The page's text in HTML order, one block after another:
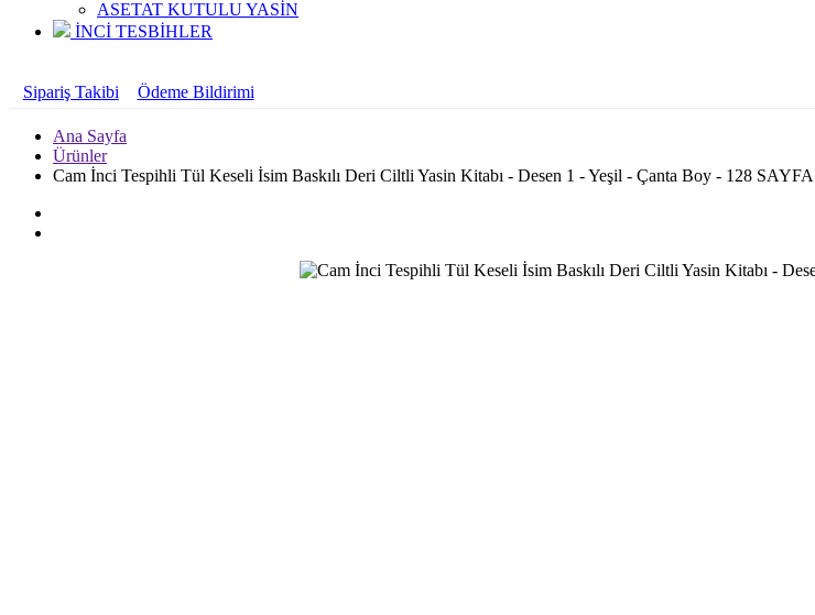
ASETAT KUTULU YASİN
İNCİ TESBİHLER
Sipariş Takibi Ödeme Bildirimi
Ana Sayfa
Ürünler
Cam İnci Tespihli Tül Keseli İsim Baskılı Deri Ciltli Yasin Kitabı - Desen 1 - Yeşil - Çanta Boy - 128 SAYFA